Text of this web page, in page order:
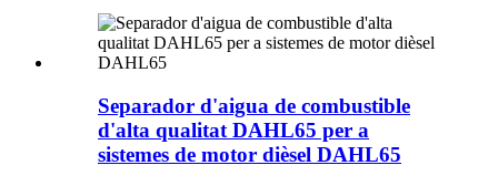
Separador d'aigua de combustible
d'alta qualitat DAHL65 per a
sistemes de motor dièsel DAHL65